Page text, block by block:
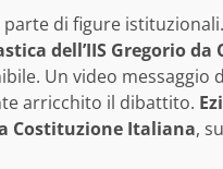
di figure
dell’IIS Gregorio da
Un video messaggio
arricchito il dibattito.
Costituzione Italiana,